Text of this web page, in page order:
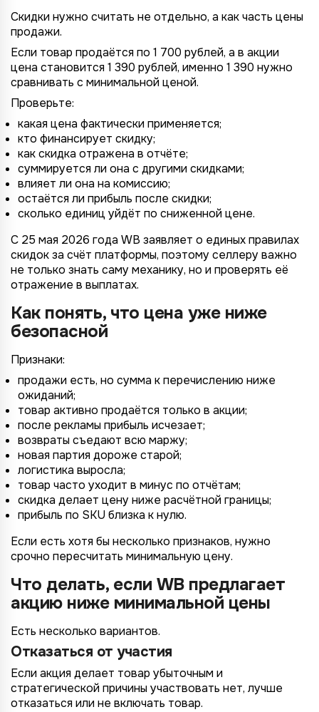
Скидки нужно считать не отдельно, а как часть цены
продажи.
Если товар продаётся по 1 700 рублей, а в акции
цена становится 1 390 рублей, именно 1 390 нужно
сравнивать с минимальной ценой.
Проверьте:
какая цена фактически применяется;
кто финансирует скидку;
как скидка отражена в отчёте;
суммируется ли она с другими скидками;
влияет ли она на комиссию;
остаётся ли прибыль после скидки;
сколько единиц уйдёт по сниженной цене.
С 25 мая 2026 года WB заявляет о единых правилах
скидок за счёт платформы, поэтому селлеру важно
не только знать саму механику, но и проверять её
отражение в выплатах.
Как понять, что цена уже ниже
безопасной
Признаки:
продажи есть, но сумма к перечислению ниже
ожиданий;
товар активно продаётся только в акции;
после рекламы прибыль исчезает;
возвраты съедают всю маржу;
новая партия дороже старой;
логистика выросла;
товар часто уходит в минус по отчётам;
скидка делает цену ниже расчётной границы;
прибыль по SKU близка к нулю.
Если есть хотя бы несколько признаков, нужно
срочно пересчитать минимальную цену.
Что делать, если WB предлагает
акцию ниже минимальной цены
Есть несколько вариантов.
Отказаться от участия
Если акция делает товар убыточным и
стратегической причины участвовать нет, лучше
отказаться или не включать товар.